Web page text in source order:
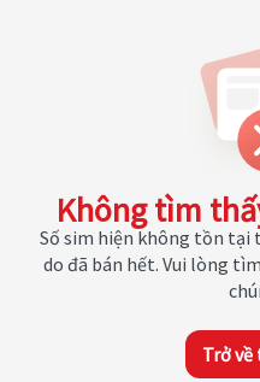
Không tìm
Số sim hiện không tồn tại
do đã bán hết. Vui lòng
Trở về